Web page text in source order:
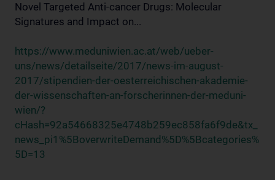
Novel Targeted Anti-cancer Drugs: Molecular
Signatures and Impact on...
https://www.meduniwien.ac.at/web/ueber-
uns/news/detailseite/2017/news-im-august-
2017/stipendien-der-oesterreichischen-akademie-
der-wissenschaften-an-forscherinnen-der-meduni-
wien/?
cHash=92a54668325e4748b259ec858fa6f9de&tx_
news_pi1%5BoverwriteDemand%5D%5Bcategories%
5D=13